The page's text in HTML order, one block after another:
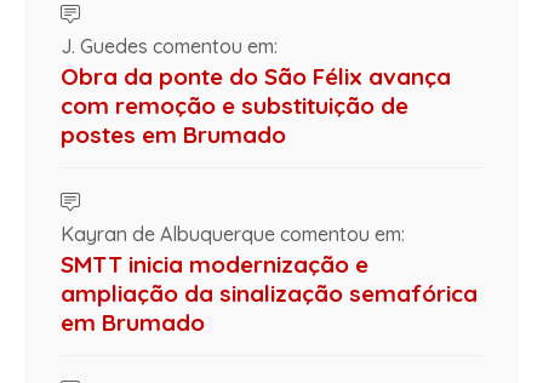
J. Guedes comentou em:
Obra da ponte do São Félix avança
com remoção e substituição de
postes em Brumado
Kayran de Albuquerque comentou em:
SMTT inicia modernização e
ampliação da sinalização semafórica
em Brumado